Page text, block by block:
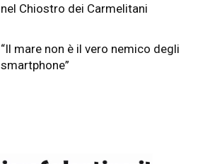
nel Chiostro dei Carmelitani
“Il mare non è il vero nemico degli
smartphone”